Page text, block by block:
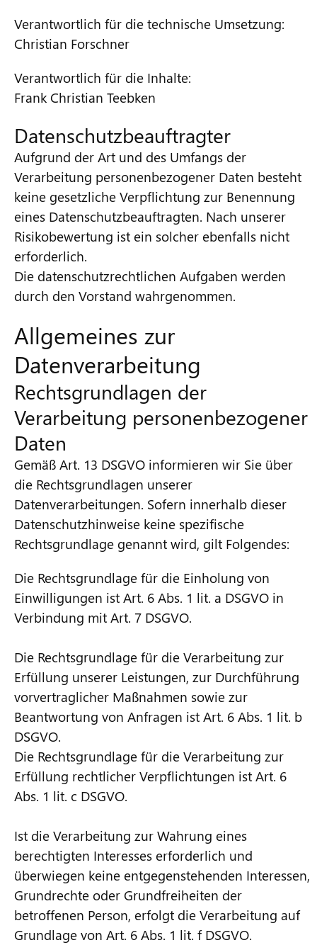
Verantwortlich für die technische Umsetzung:
Christian Forschner
Verantwortlich für die Inhalte:
Frank Christian Teebken
Datenschutzbeauftragter
Aufgrund der Art und des Umfangs der
Verarbeitung personenbezogener Daten besteht
keine gesetzliche Verpflichtung zur Benennung
eines Datenschutzbeauftragten. Nach unserer
Risikobewertung ist ein solcher ebenfalls nicht
erforderlich.
Die datenschutzrechtlichen Aufgaben werden
durch den Vorstand wahrgenommen.
Allgemeines zur
Datenverarbeitung
Rechtsgrundlagen der
Verarbeitung personenbezogener
Daten
Gemäß Art. 13 DSGVO informieren wir Sie über
die Rechtsgrundlagen unserer
Datenverarbeitungen. Sofern innerhalb dieser
Datenschutzhinweise keine spezifische
Rechtsgrundlage genannt wird, gilt Folgendes:
Die Rechtsgrundlage für die Einholung von
Einwilligungen ist Art. 6 Abs. 1 lit. a DSGVO in
Verbindung mit Art. 7 DSGVO.
Die Rechtsgrundlage für die Verarbeitung zur
Erfüllung unserer Leistungen, zur Durchführung
vorvertraglicher Maßnahmen sowie zur
Beantwortung von Anfragen ist Art. 6 Abs. 1 lit. b
DSGVO.
Die Rechtsgrundlage für die Verarbeitung zur
Erfüllung rechtlicher Verpflichtungen ist Art. 6
Abs. 1 lit. c DSGVO.
Ist die Verarbeitung zur Wahrung eines
berechtigten Interesses erforderlich und
überwiegen keine entgegenstehenden Interessen,
Grundrechte oder Grundfreiheiten der
betroffenen Person, erfolgt die Verarbeitung auf
Grundlage von Art. 6 Abs. 1 lit. f DSGVO.